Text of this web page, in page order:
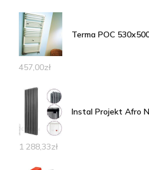
Terma POC
457,00zł
Instal Projekt Afro
1 288,33zł